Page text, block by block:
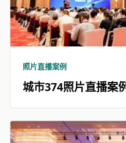
照片直播案例
城市374照片直播案